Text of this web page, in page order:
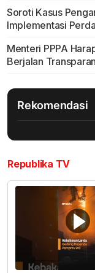
Soroti Kasus
Implementasi
Menteri PPPA
Berjalan Transparan
Rekomendasi
Republika TV